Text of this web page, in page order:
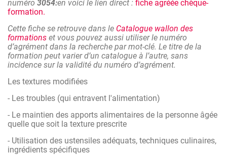
La présence de textures modifiées sur l'assiette peut encore
veiller à la présentation et à l'harmonisation des couleurs
sur l'assiette.
Cette formation a pour objectif de fournir une approche
théorique et pratique du dressage de l'assiette en maison
numéro 3054:en voici le lien direct : fiche agréée chèque-
formation.
Cette fiche se retrouve dans le Catalogue wallon des
formations et vous pouvez aussi utiliser le numéro
d’agrément dans la recherche par mot-clé. Le titre de la
formation peut varier d’un catalogue à l’autre, sans
incidence sur la validité du numéro d’agrément.
Les textures modifiées
- Les troubles (qui entravent l'alimentation)
- Le maintien des apports alimentaires de la personne âgée
quelle que soit la texture prescrite
- Utilisation des ustensiles adéquats, techniques culinaires,
ingrédients spécifiques